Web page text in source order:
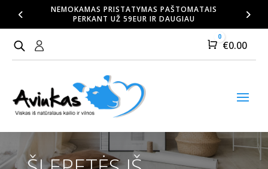
NEMOKAMAS PRISTATYMAS PAŠTOMATAIS
PERKANT UŽ 59EUR IR DAUGIAU
Cart
0
€0.00